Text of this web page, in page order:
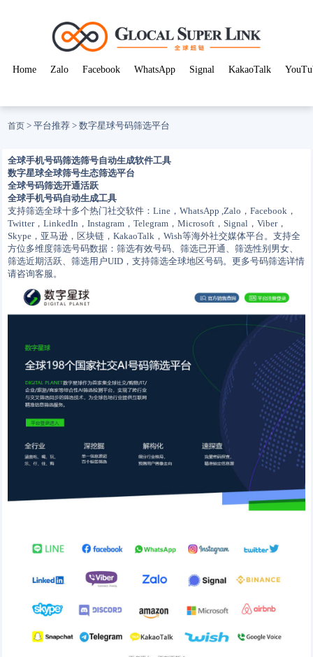
Home Zalo Facebook WhatsApp Signal KakaoTalk
首页 > 平台推荐 >数字星球号码筛选平台
全球手机号码筛选筛号自动生成软件工具
数字星球全球筛号生态筛选平台
全球号码筛选开通活跃
全球手机号码自动生成工具
支持筛选全球十多个热门社交软件：Line，WhatsApp ,Zalo，Facebook，
Twitter，LinkedIn，Instagram，Telegram，Microsoft，Signal，Viber，
Skype，亚马逊，区块链，KakaoTalk，Wish等海外社交媒体平台。支持全
方位多维度筛选号码数据：筛选有效号码、筛选已开通、筛选性别男女、
筛选近期活跃、筛选用户UID，支持筛选全球地区号码。更多号码筛选详情
请咨询客服。